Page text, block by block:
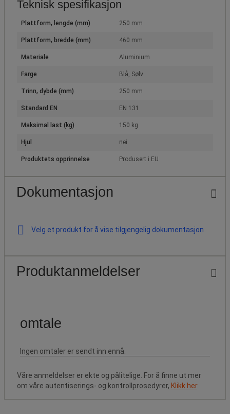
Teknisk spesifikasjon
Plattform, lengde (mm) 250 mm
Plattform, bredde (mm) 460 mm
Materiale Aluminium
Farge Blå, Sølv
Trinn, dybde (mm) 250 mm
Standard EN EN 131
Maksimal last (kg) 150 kg
Hjul nei
Produktets opprinnelse Produsert i EU
Dokumentasjon
Velg et produkt for å vise tilgjengelig dokumentasjon
Produktanmeldelser
Våre anmeldelser er ekte og pålitelige. For å finne ut mer
om våre autentiserings- og kontrollprosedyrer, Klikk her.